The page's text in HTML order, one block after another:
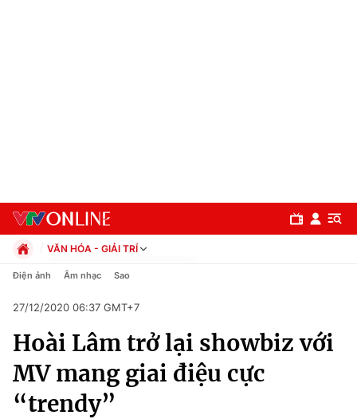
Chuyên mục
Chính trị
Xã hội
VĂN HÓA - GIẢI TRÍ
Chính trị
Pháp luật
Kinh tế
Thể thao
Truyền hình
Văn hóa - Giải trí
Điện ảnh Âm nhạc Sao
27/12/2020 06:37 GMT+7
Hoài Lâm trở lại showbiz với
MV mang giai điệu cực
“trendy”